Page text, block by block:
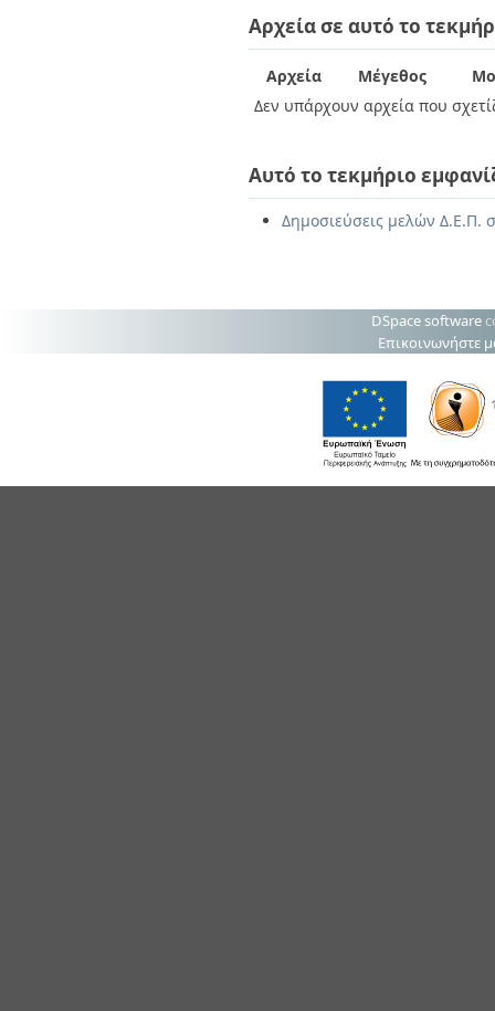
Αρχεία σε αυτό το
Αρχεία Μέγεθος
Δεν υπάρχουν αρχεία που
Αυτό το τεκμήριο
Δημοσιεύσεις μελών Δ.Ε.Π.
DSpace software
Επικοινωνήστε